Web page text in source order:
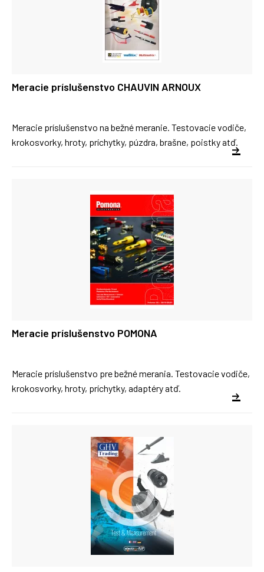
Meracie príslušenstvo CHAUVIN ARNOUX
Meracie príslušenstvo na bežné meranie. Testovacie vodiče,
krokosvorky, hroty, príchytky, púzdra, brašne, poistky atď.
Meracie príslušenstvo POMONA
Meracie príslušenstvo pre bežné merania. Testovacie vodiče,
krokosvorky, hroty, príchytky, adaptéry atď.